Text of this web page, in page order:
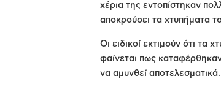
χέρια της εντοπίστηκαν
αποκρούσει τα χτυπήματα
Οι ειδικοί εκτιμούν ότι τα
φαίνεται πως
να αμυνθεί αποτελεσματικά.